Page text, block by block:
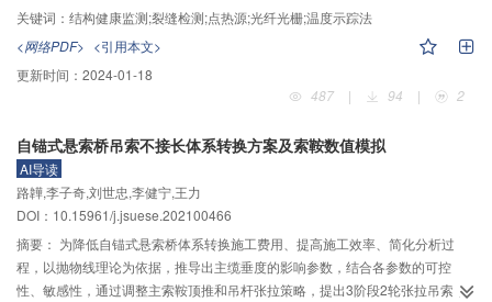
果也表明，由于引入了3阶段暴雨壤中流机制，SSFM模型的模拟效果比其他模
预报方面具有深入发展和应用的价值。
凝土结构裂缝监测的温度示踪法，并设计3种裂缝监测方案，分别采用监测管–
多孔套管组件、监测管–空心套管组件和监测管–灌水管组件实现开裂信息与开
裂部位热力学信息的转换。其中：前两种监测方案主要利用热传导原理，使开
裂后裂缝周围介质的热力学参数发生改变，从而改变热量传递规律；第3种方案
主要利用对流传热原理，通过灌水使裂缝截面产生对流传热效应，从而提高传
传感器和陶瓷加热管组成的传感加热单元开展了瞬态传热模型试验，根据热源
降温曲线的分段特征，定义了反映热源降温速度的判别指标，利用该指标进行
裂缝的识别，并对3种方案的裂缝识别效果进行分析和对比。结果表明：3种监
测方案均能很好地判断是否有裂缝产生；在裂缝定位方面，方案3效果更好；在
裂缝宽度定量识别方面，方案1无法识别裂缝宽度，方案2仅可在流动水环境中
识别裂缝宽度，方案3可根据渗漏流量识别裂缝宽度。
关键词： 结构健康监测;裂缝检测;点热源;光纤光栅;温度示踪法
<网络PDF> <引用本文>
更新时间： 2024-01-18
487
| 94 | 2
自锚式悬索桥吊索不接长体系转换方案及索鞍数值模拟
AI导读
路韡,李子奇,刘世忠,李健宁,王力
DOI：10.15961/j.jsuese.202100466
摘要： 为降低自锚式悬索桥体系转换施工费用、提高施工效率、简化分析过
程，以抛物线理论为依据，推导出主缆垂度的影响参数，结合各参数的可控
性、敏感性，通过调整主索鞍顶推和吊杆张拉策略，提出3阶段2轮张拉吊索不